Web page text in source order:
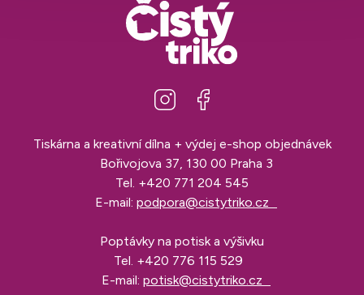
Tiskárna a kreativní dílna + výdej e-shop objednávek
Bořivojova 37, 130 00 Praha 3
Tel. +420 771 204 545
E-mail: podpora@cistytriko.cz
Poptávky na potisk a výšivku
Tel. +420 776 115 529
E-mail: potisk@cistytriko.cz